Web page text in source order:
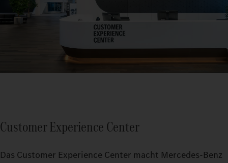
Customer Experience Center
Das Customer Experience Center macht Mercedes-Benz